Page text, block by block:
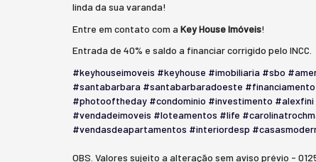
linda da sua varanda!
Entre em contato com a Key House Imóveis!
Entrada de 40% e saldo a financiar corrigido pelo INCC.
#keyhouseimoveis #keyhouse #imobiliaria #sbo
#santabarbara #santabarbaradoeste #financiamento
#photooftheday #condominio #investimento #alexfini
#vendadeimoveis #loteamentos #life
#vendasdeapartamentos #interiordesp
OBS. Valores sujeito a alteração sem aviso prévio -